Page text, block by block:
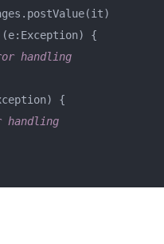
(e:Exception) {
handling
{